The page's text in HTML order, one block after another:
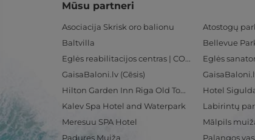
Mūsu partneri
Asociacija Skrisk oro balionu Atostogų
Baltvilla
Bellevue
Eglės reabilitacijos centras | CORE
Eglės
GaisaBaloni.lv (Cēsis)
Hilton Garden Inn Riga Old Town
Hotel
Kalev Spa Hotel and Waterpark
Labirintų
Meresuu SPA Hotel
Mālpils
Padures Muiža
Palangos